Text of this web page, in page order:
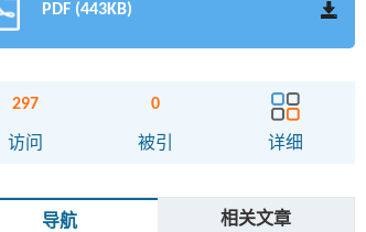
PDF (443KB)
297
访问
0
被引 详细
导航 相关文章